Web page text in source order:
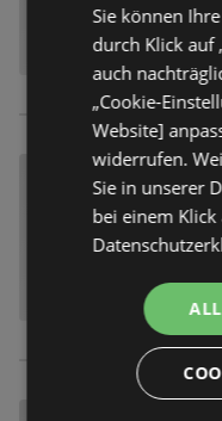
Sie können
durch Klick auf
auch
„Cookie-
Website]
widerrufen.
Sie in unserer
bei einem Klick